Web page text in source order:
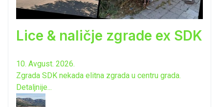
Lice & naličje zgrade ex SDK
10. Avgust. 2026.
Zgrada SDK nekada elitna zgrada u centru grada.
Detaljnije...